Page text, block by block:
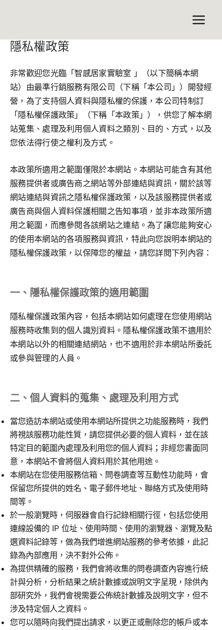
隱私權政策
非常歡迎您光臨「智感居家實驗室 」（以下簡稱本網
站）由最準行銷服務有限公司（下稱「本公司」）開發經
營，為了支持個人資料與隱私權的保護，本公司特制訂
「隱私權保護政策」（下稱「本政策」），供您了解本網
站蒐集、處理及利用個人資料之類別、目的、方式，以及
您依法得行使之權利及方式。
本政策所適用之範圍僅限於本網站。本網站可能含有其他
服務提供者或廣告商之網站等外部連結與資訊，關於該等
網站連結與資訊之隱私權保護政策，以及該服務提供者或
廣告商與個人資料保護相關之告知事項，並非本政策所適
用之範圍，而應參閱各該網站之連結。為了讓您能夠安心
的使用本網站的各項服務與資訊，特此向您說明本網站的
隱私權保護政策，以保障您的權益，請您詳閱下列內容：
一、隱私權保護政策的適用範圍
隱私權保護政策內容，包括本網站如何處理在您使用網站
服務時收集到的個人識別資料。隱私權保護政策不適用於
本網站以外的相關連結網站，也不適用於非本網站所委託
或參與管理的人員。
二、個人資料的蒐集、處理及利用方式
當您造訪本網站或使用本網站所提供之功能服務時，我們
將視該服務功能性質，請您提供必要的個人資料，並在該
特定目的範圍內處理及利用您的個人資料；非經您書面同
意，本網站不會將個人資料用於其他用途。
本網站在您使用服務信箱、問卷調查等互動性功能時，會
保留您所提供的姓名、電子郵件地址、聯絡方式及使用時
間等。
於一般瀏覽時，伺服器會自行記錄相關行徑，包括您使用
連線設備的 IP 位址、使用時間、使用的瀏覽器、瀏覽及點
選資料記錄等，做為我們增進網站服務的參考依據，此記
錄為內部應用，決不對外公佈。
為提供精確的服務，我們會將收集的問卷調查內容進行統
計與分析，分析結果之統計數據或說明文字呈現，除供內
部研究外，我們會視需要公佈統計數據及說明文字，但不
涉及特定個人之資料。
您可以隨時向我們提出請求，以更正或刪除您的帳戶或本